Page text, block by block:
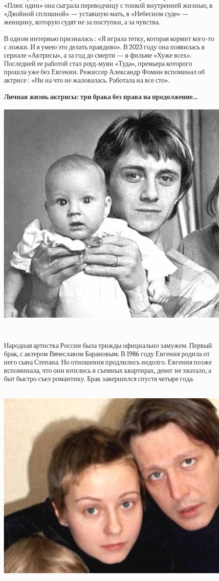
«Плюс один» она сыграла переводчицу с тонкой внутренней жизнью, в
«Двойной сплошной» — уставшую мать, в «Небесном суде» —
женщину, которую судят не за поступки, а за чувства.
В одном интервью призналась : «Я играла тетку, которая кормит кого-то
с ложки. И я умею это делать правдиво». В 2023 году она появилась в
сериале «Актрисы», а за год до смерти — в фильме «Хуже всех».
Последней ее работой стал роуд-муви «Туда», премьера которого
прошла уже без Евгении. Режиссер Александр Фомин вспоминал об
актрисе : «Ни на что не жаловалась. Работала на все сто».
Личная жизнь актрисы: три брака без права на продолжение…
Народная артистка России была трижды официально замужем. Первый
брак, с актером Вячеславом Барановым. В 1986 году Евгения родила от
него сына Степана. Но отношения продлились недолго. Евгения позже
вспоминала, что они ютились в съемных квартирах, денег не хватало, а
быт быстро съел романтику. Брак завершился спустя четыре года.